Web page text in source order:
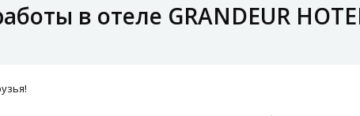
в отеле GRANDEUR